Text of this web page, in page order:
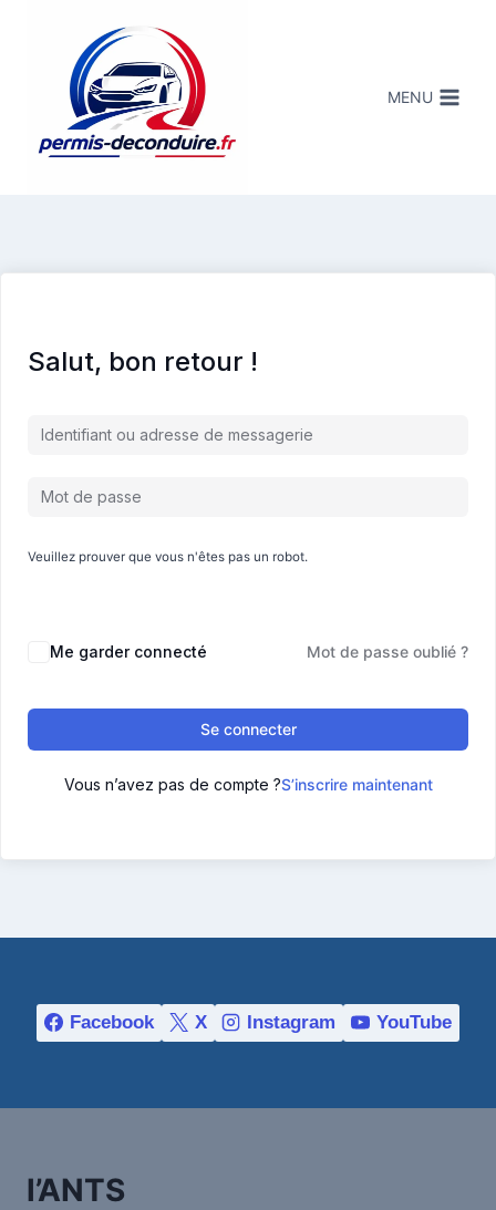
MENU
Salut, bon retour !
Veuillez prouver que vous n'êtes pas un robot.
Me garder connecté Mot de passe oublié ?
Se connecter
Vous n’avez pas de compte ?S’inscrire maintenant
Facebook X Instagram YouTube
l’ANTS